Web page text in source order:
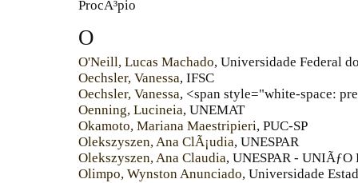
ProcÃ³pio
O
O'Neill, Lucas Machado, Universidade Federal
Oechsler, Vanessa, IFSC
Oechsler, Vanessa, <span style="white-space:
Oenning, Lucineia, UNEMAT
Okamoto, Mariana Maestripieri, PUC-SP
Olekszyszen, Ana ClÃ¡udia, UNESPAR
Olekszyszen, Ana Claudia, UNESPAR -
Olimpo, Wynston Anunciado, Universidade